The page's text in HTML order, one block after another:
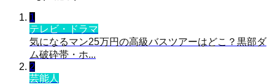
1
テレビ・ドラマ
気になるマン25万円の高級バスツアーはどこ？黒部ダ
ム破砕帯・ホ...
2
芸能人